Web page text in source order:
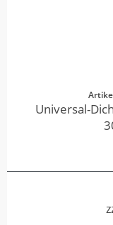
Universal-